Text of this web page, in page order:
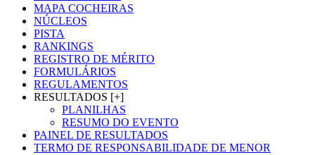
MAPA COCHEIRAS
NÚCLEOS
PISTA
RANKINGS
REGISTRO DE MÉRITO
FORMULÁRIOS
REGULAMENTOS
RESULTADOS [+]
PLANILHAS
RESUMO DO EVENTO
PAINEL DE RESULTADOS
TERMO DE RESPONSABILIDADE DE MENOR